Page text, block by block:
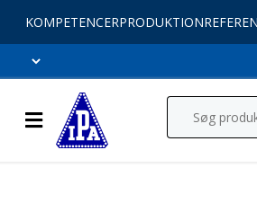
KOMPETENCERPRODUKTION